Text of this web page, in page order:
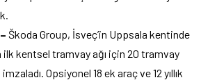
Škoda Group, İsveç’in Uppsala kentinde
kentsel tramvay ağı için 20 tramvay
Opsiyonel 18 ek araç ve 12 yıllık